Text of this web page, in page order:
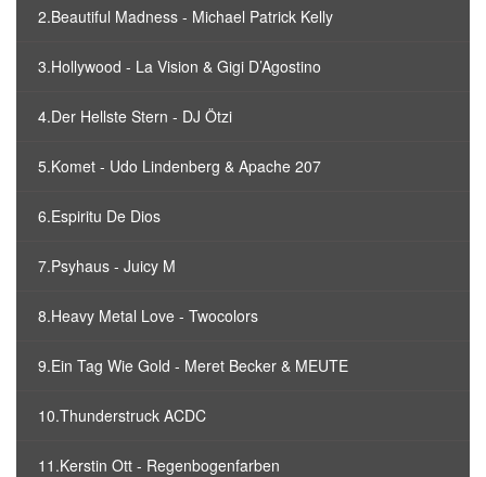
2.Beautiful Madness - Michael Patrick Kelly
3.Hollywood - La Vision & Gigi D’Agostino
4.Der Hellste Stern - DJ Ötzi
5.Komet - Udo Lindenberg & Apache 207
6.Espiritu De Dios
7.Psyhaus - Juicy M
8.Heavy Metal Love - Twocolors
9.Ein Tag Wie Gold - Meret Becker & MEUTE
10.Thunderstruck ACDC
11.Kerstin Ott - Regenbogenfarben